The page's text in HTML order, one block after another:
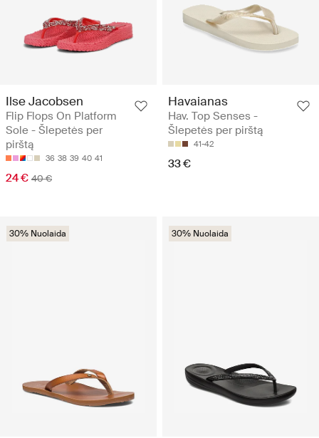
Ilse Jacobsen
Flip Flops On Platform
Sole - Šlepetės per
pirštą
36 38 39 40 41
24 € 40 €
Havaianas
Hav. Top Senses -
Šlepetės per pirštą
41-42
33 €
30% Nuolaida 30% Nuolaida